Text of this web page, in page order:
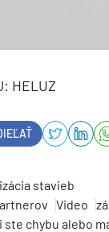
HELUZ
stavieb
Video
ste chybu alebo